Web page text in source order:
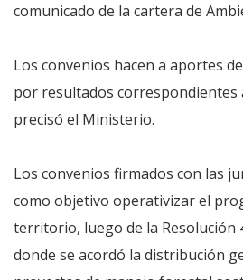
comunicado de la cartera de
Los convenios hacen a aportes
por resultados correspondientes
precisó el Ministerio.
Los convenios firmados con las
como objetivo operativizar el
territorio, luego de la Resolución
donde se acordó la distribución